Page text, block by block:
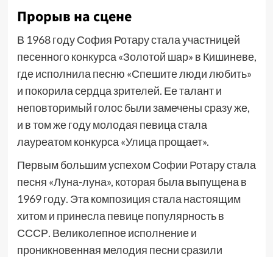
Прорыв на сцене
В 1968 году София Ротару стала участницей
песенного конкурса «Золотой шар» в Кишиневе,
где исполнила песню «Спешите люди любить»
и покорила сердца зрителей. Ее талант и
неповторимый голос были замечены сразу же,
и в том же году молодая певица стала
лауреатом конкурса «Улица прощает».
Первым большим успехом Софии Ротару стала
песня «Луна-луна», которая была выпущена в
1969 году. Эта композиция стала настоящим
хитом и принесла певице популярность в
СССР. Великолепное исполнение и
проникновенная мелодия песни сразили